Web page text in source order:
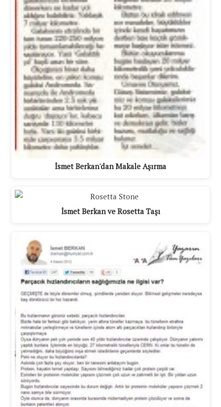
İsmet Berkan'dan Makale Aşırma
İsmet Berkan ve Rosetta Taşı